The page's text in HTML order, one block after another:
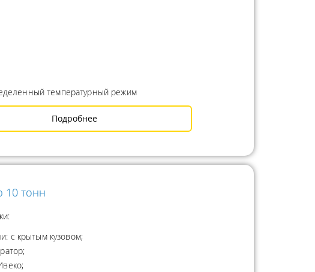
температурный режим
Подробнее
10 тонн
с крытым кузовом;